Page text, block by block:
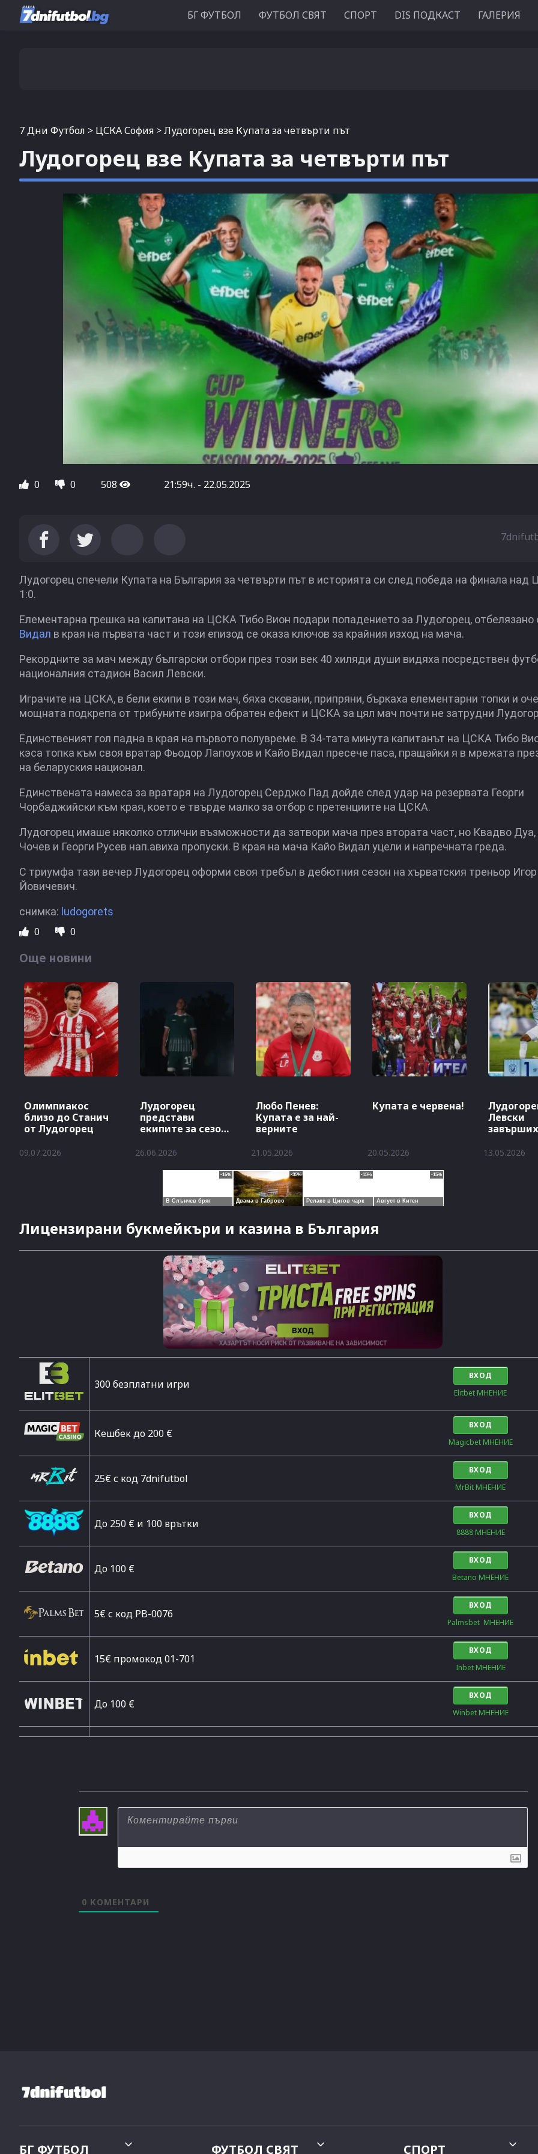
БГ ФУТБОЛ ФУТБОЛ СВЯТ СПОРТ DIS ПОДКАСТ ГАЛЕРИЯ
7 Дни Футбол > ЦСКА София >Лудогорец взе Купата за четвърти път
Лудогорец взе Купата за четвърти път
0 0 508 21:59ч. - 22.05.2025
Лудогорец спечели Купата на България за четвърти път в историята си след победа на финала над
1:0.
Елементарна грешка на капитана на ЦСКА Тибо Вион подари попадението за Лудогорец, отбелязано
Видал в края на първата част и този епизод се оказа ключов за крайния изход на мача.
Рекордните за мач между български отбори през този век 40 хиляди души видяха посредствен
националния стадион Васил Левски.
Играчите на ЦСКА, в бели екипи в този мач, бяха сковани, припряни, бъркаха елементарни топки и
мощната подкрепа от трибуните изигра обратен ефект и ЦСКА за цял мач почти не затрудни
Единственият гол падна в края на първото полувреме. В 34-тата минута капитанът на ЦСКА Тибо
кэса топка към своя вратар Фьодор Лапоухов и Кайо Видал пресече паса, пращайки я в мрежата
на беларуския национал.
Единствената намеса за вратаря на Лудогорец Серджо Пад дойде след удар на резервата Георги
Чорбаджийски към края, което е твърде малко за отбор с претенциите на ЦСКА.
Лудогорец имаше няколко отлични възможности да затвори мача през втората част, но Квадво
Чочев и Георги Русев нап.авиха пропуски. В края на мача Кайо Видал уцели и напречната греда.
С триумфа тази вечер Лудогорец оформи своя требъл в дебютния сезон на хърватския треньор Игор
Йовичевич.
снимка: ludogorets
0 0
Още новини
Олимпиакос
близо до Станич
от Лудогорец
09.07.2026
Лудогорец
представи
екипите за сезон
26.06.2026
Любо Пенев:
Купата е за най-
верните
21.05.2026
Купата е червена!
20.05.2026
Левски
13.05.2026
Лицензирани букмейкъри и казина в България
300 безплатни игри
ВХОД
Elitbet МНЕНИЕ
Кешбек до 200 €
ВХОД
Magicbet МНЕНИЕ
25€ с код 7dnifutbol
ВХОД
MrBit МНЕНИЕ
До 250 € и 100 врътки
ВХОД
8888 МНЕНИЕ
Дo 100 €
ВХОД
Betano МНЕНИЕ
5€ с код PB-0076
ВХОД
Palmsbet  МНЕНИЕ
15€ промокод 01-701
ВХОД
Inbet МНЕНИЕ
До 100 €
ВХОД
Winbet МНЕНИЕ
0 КОМЕНТАРИ
БГ ФУТБОЛ ФУТБОЛ СВЯТ СПОРТ